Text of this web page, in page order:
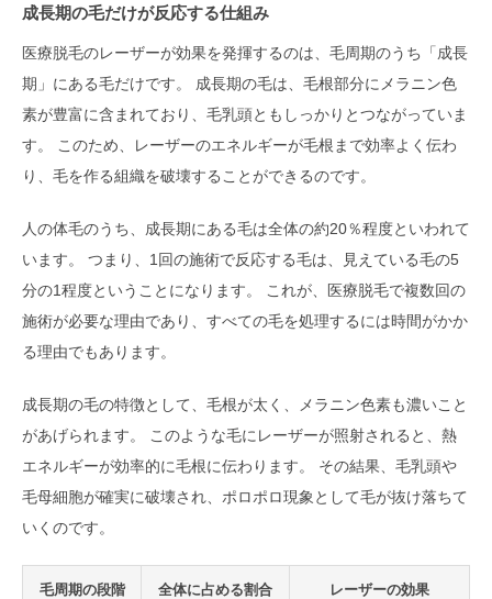
成長期の毛だけが反応する仕組み
医療脱毛のレーザーが効果を発揮するのは、毛周期のうち「成長
期」にある毛だけです。 成長期の毛は、毛根部分にメラニン色
素が豊富に含まれており、毛乳頭ともしっかりとつながっていま
す。 このため、レーザーのエネルギーが毛根まで効率よく伝わ
り、毛を作る組織を破壊することができるのです。
人の体毛のうち、成長期にある毛は全体の約20％程度といわれて
います。 つまり、1回の施術で反応する毛は、見えている毛の5
分の1程度ということになります。 これが、医療脱毛で複数回の
施術が必要な理由であり、すべての毛を処理するには時間がかか
る理由でもあります。
成長期の毛の特徴として、毛根が太く、メラニン色素も濃いこと
があげられます。 このような毛にレーザーが照射されると、熱
エネルギーが効率的に毛根に伝わります。 その結果、毛乳頭や
毛母細胞が確実に破壊され、ポロポロ現象として毛が抜け落ちて
いくのです。
毛周期の段階 全体に占める割合 レーザーの効果